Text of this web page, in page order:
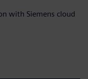
with Siemens cloud